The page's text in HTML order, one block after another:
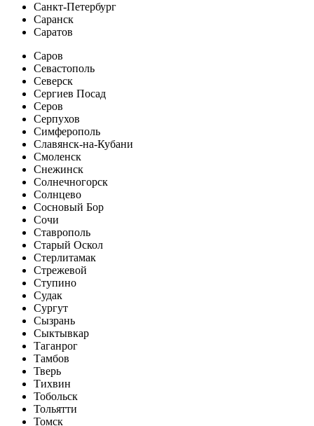
Санкт-Петербург
Саранск
Саратов
Саров
Севастополь
Северск
Сергиев Посад
Серов
Серпухов
Симферополь
Славянск-на-Кубани
Смоленск
Снежинск
Солнечногорск
Солнцево
Сосновый Бор
Сочи
Ставрополь
Старый Оскол
Стерлитамак
Стрежевой
Ступино
Судак
Сургут
Сызрань
Сыктывкар
Таганрог
Тамбов
Тверь
Тихвин
Тобольск
Тольятти
Томск